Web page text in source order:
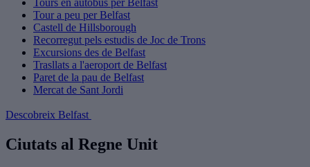
Tours en autobús per Belfast
Tour a peu per Belfast
Castell de Hillsborough
Recorregut pels estudis de Joc de Trons
Excursions des de Belfast
Trasllats a l'aeroport de Belfast
Paret de la pau de Belfast
Mercat de Sant Jordi
Descobreix Belfast
Ciutats al Regne Unit